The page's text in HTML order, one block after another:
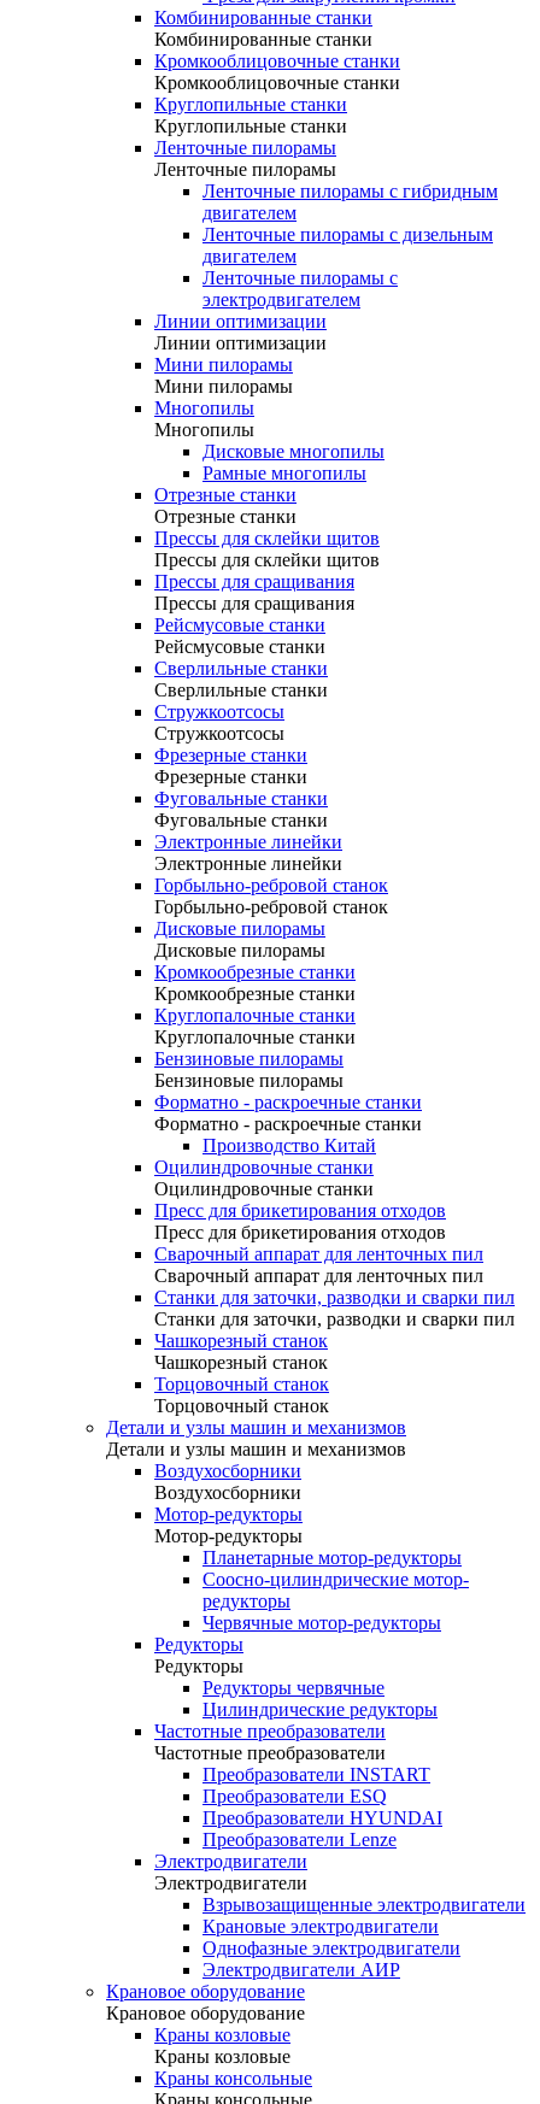
Комбинированные станки
Комбинированные станки
Кромкооблицовочные станки
Кромкооблицовочные станки
Круглопильные станки
Круглопильные станки
Ленточные пилорамы
Ленточные пилорамы
Ленточные пилорамы с гибридным
двигателем
Ленточные пилорамы с дизельным
двигателем
Ленточные пилорамы с
электродвигателем
Линии оптимизации
Линии оптимизации
Мини пилорамы
Мини пилорамы
Многопилы
Многопилы
Дисковые многопилы
Рамные многопилы
Отрезные станки
Отрезные станки
Прессы для склейки щитов
Прессы для склейки щитов
Прессы для сращивания
Прессы для сращивания
Рейсмусовые станки
Рейсмусовые станки
Сверлильные станки
Сверлильные станки
Стружкоотсосы
Стружкоотсосы
Фрезерные станки
Фрезерные станки
Фуговальные станки
Фуговальные станки
Электронные линейки
Электронные линейки
Горбыльно-ребровой станок
Горбыльно-ребровой станок
Дисковые пилорамы
Дисковые пилорамы
Кромкообрезные станки
Кромкообрезные станки
Круглопалочные станки
Круглопалочные станки
Бензиновые пилорамы
Бензиновые пилорамы
Форматно - раскроечные станки
Форматно - раскроечные станки
Производство Китай
Оцилиндровочные станки
Оцилиндровочные станки
Пресс для брикетирования отходов
Пресс для брикетирования отходов
Сварочный аппарат для ленточных пил
Сварочный аппарат для ленточных пил
Станки для заточки, разводки и сварки пил
Станки для заточки, разводки и сварки пил
Чашкорезный станок
Чашкорезный станок
Торцовочный станок
Торцовочный станок
Детали и узлы машин и механизмов
Детали и узлы машин и механизмов
Воздухосборники
Воздухосборники
Мотор-редукторы
Мотор-редукторы
Планетарные мотор-редукторы
Соосно-цилиндрические мотор-
редукторы
Червячные мотор-редукторы
Редукторы
Редукторы
Редукторы червячные
Цилиндрические редукторы
Частотные преобразователи
Частотные преобразователи
Преобразователи INSTART
Преобразователи ESQ
Преобразователи HYUNDAI
Преобразователи Lenze
Электродвигатели
Электродвигатели
Взрывозащищенные электродвигатели
Крановые электродвигатели
Однофазные электродвигатели
Электродвигатели АИР
Крановое оборудование
Крановое оборудование
Краны козловые
Краны козловые
Краны консольные
Краны консольные